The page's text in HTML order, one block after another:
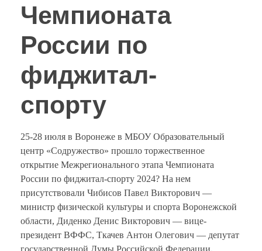
Чемпионата
России по
фиджитал-
спорту
25-28 июля в Воронеже в МБОУ Образовательный
центр «Содружество» прошло торжественное
открытие Межрегионального этапа Чемпионата
России по фиджитал-спорту 2024? На нем
присутствовали Чибисов Павел Викторович —
министр физической культуры и спорта Воронежской
области, Диденко Денис Викторович — вице-
президент ВФФС, Ткачев Антон Олегович — депутат
государственной Думы Российской Федерации,